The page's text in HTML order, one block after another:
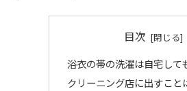
目次
浴衣の帯の洗濯は自宅して
クリーニング店に出すこと